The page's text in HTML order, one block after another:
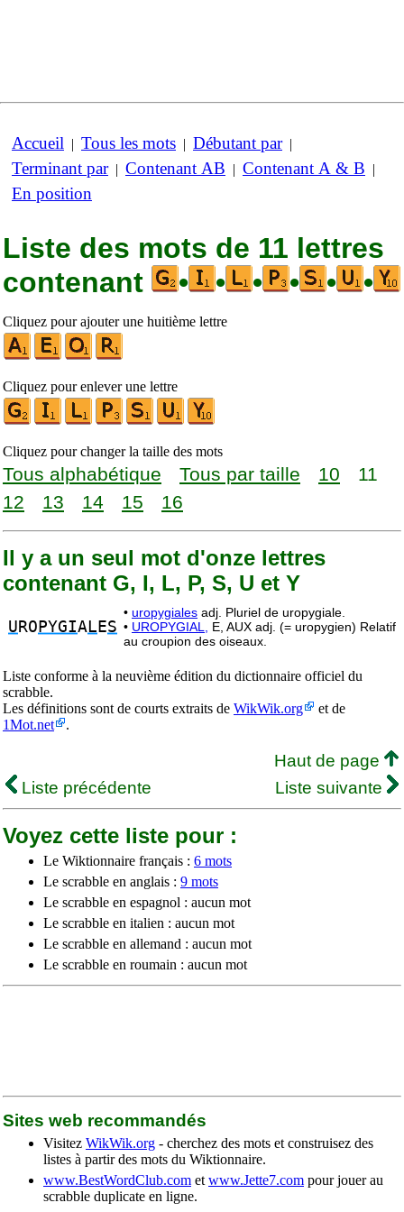
Accueil | Tous les mots | Débutant par|
Terminant par| Contenant AB | Contenant A & B |
En position
Liste des mots de 11 lettres
contenant
• • • • • •
Cliquez pour ajouter une huitième lettre
Cliquez pour enlever une lettre
Cliquez pour changer la taille des mots
Tous alphabétique Tous par taille 10
11
12
13 14 15 16
Il y a un seul mot d'onze lettres
contenant G, I, L, P, S, U et Y
U RO PYGIAL ES
• uropygiales adj. Pluriel de uropygiale.
• UROPYGIAL,
E, AUX adj. (= uropygien) Relatif
au croupion des oiseaux.
Liste conforme à la neuvième édition du dictionnaire officiel du
scrabble.
Les définitions sont de courts extraits de WikWik.org
et de
1Mot.net
.
Haut de page
Liste précédente
Liste suivante
Voyez cette liste pour :
Le Wiktionnaire français : 6 mots
Le scrabble en anglais : 9 mots
Le scrabble en espagnol : aucun mot
Le scrabble en italien : aucun mot
Le scrabble en allemand : aucun mot
Le scrabble en roumain : aucun mot
Sites web recommandés
Visitez WikWik.org - cherchez des mots et construisez des
listes à partir des mots du Wiktionnaire.
www.BestWordClub.com et www.Jette7.com pour jouer au
scrabble duplicate en ligne.